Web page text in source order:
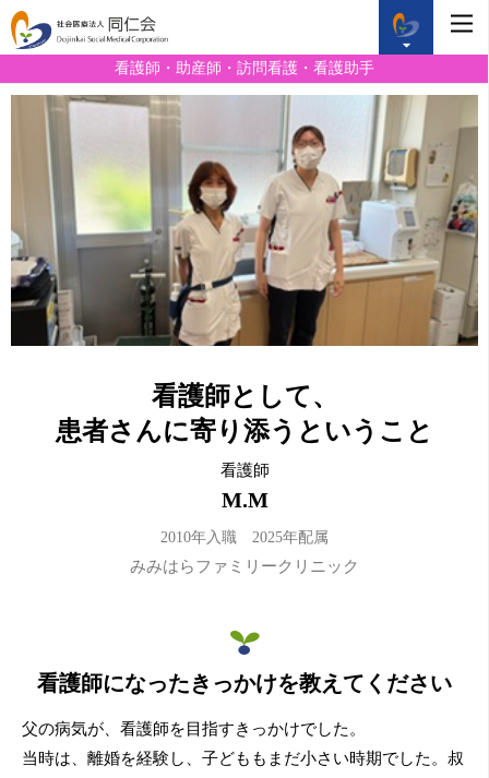
看護師・助産師・訪問看護・看護助手
看護師として、
患者さんに寄り添うということ
看護師
M.M
2010年入職 2025年配属
みみはらファミリークリニック
看護師になったきっかけを教えてください
父の病気が、看護師を目指すきっかけでした。
当時は、離婚を経験し、子どももまだ小さい時期でした。叔